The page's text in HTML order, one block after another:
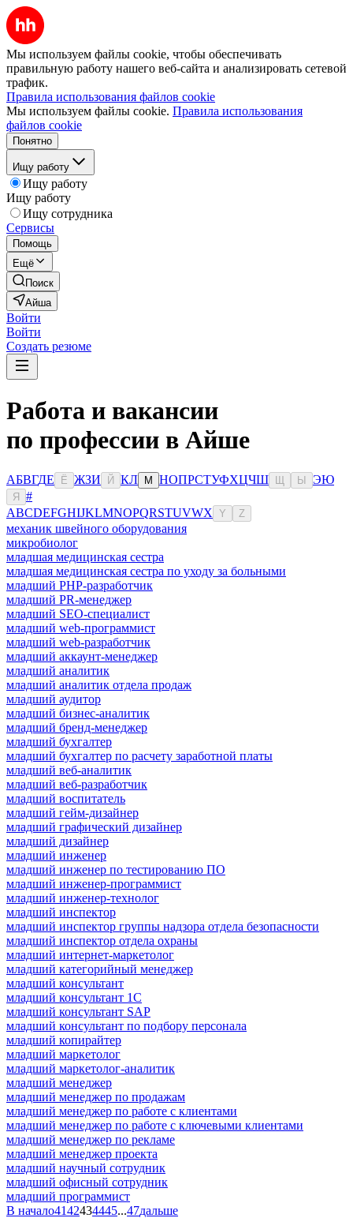
Мы используем файлы cookie, чтобы обеспечивать
правильную работу нашего веб-сайта и анализировать сетевой
трафик.
Правила использования файлов cookie
Мы используем файлы cookie. Правила использования
файлов cookie
Понятно
Ищу работу
Ищу работу
Ищу работу
Ищу сотрудника
Сервисы
Помощь
Ещё
Поиск
Айша
Войти
Войти
Создать резюме
Работа и вакансии
по профессии в Айше
АБВГДЕ Ё ЖЗИ Й КЛ М НОПРСТУФХЦЧШ Ы ЭЮ
Я
#
ABCDEFGHIJKLMNOPQRSTUVWX Y Z
механик швейного оборудования
микробиолог
младшая медицинская сестра
младшая медицинская сестра по уходу за больными
младший PHP-разработчик
младший PR-менеджер
младший SEO-специалист
младший web-программист
младший web-разработчик
младший аккаунт-менеджер
младший аналитик
младший аналитик отдела продаж
младший аудитор
младший бизнес-аналитик
младший бренд-менеджер
младший бухгалтер
младший бухгалтер по расчету заработной платы
младший веб-аналитик
младший веб-разработчик
младший воспитатель
младший гейм-дизайнер
младший графический дизайнер
младший дизайнер
младший инженер
младший инженер по тестированию ПО
младший инженер-программист
младший инженер-технолог
младший инспектор
младший инспектор группы надзора отдела безопасности
младший инспектор отдела охраны
младший интернет-маркетолог
младший категорийный менеджер
младший консультант
младший консультант 1С
младший консультант SAP
младший консультант по подбору персонала
младший копирайтер
младший маркетолог
младший маркетолог-аналитик
младший менеджер
младший менеджер по продажам
младший менеджер по работе с клиентами
младший менеджер по работе с ключевыми клиентами
младший менеджер по рекламе
младший менеджер проекта
младший научный сотрудник
младший офисный сотрудник
младший программист
В начало4142434445...47дальше